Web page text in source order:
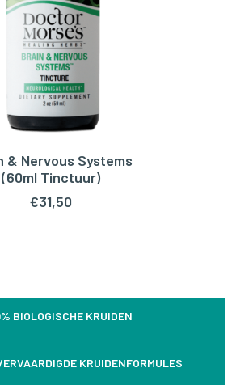
AAN WINKELWAGEN
& Nervous Systems
(60ml Tinctuur)
€31,50
BIOLOGISCHE KRUIDEN
KRUIDENFORMULES